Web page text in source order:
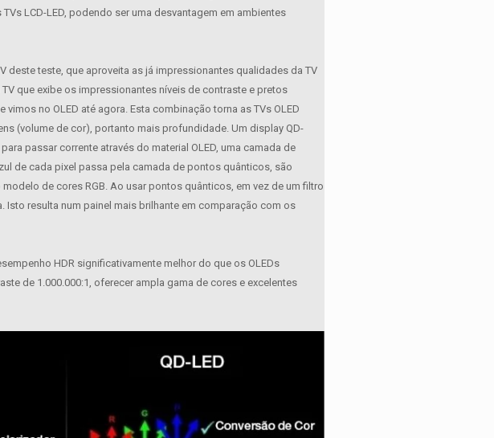
LCD-LED, podendo ser uma desvantagem em ambientes
deste teste, que aproveita as já impressionantes qualidades da TV
que exibe os impressionantes níveis de contraste e pretos
no OLED até agora. Esta combinação torna as TVs OLED
(volume de cor), portanto mais profundidade. Um display QD-
passar corrente através do material OLED, uma camada de
de cada pixel passa pela camada de pontos quânticos, são
de cores RGB. Ao usar pontos quânticos, em vez de um filtro
resulta num painel mais brilhante em comparação com os
HDR significativamente melhor do que os OLEDs
de 1.000.000:1, oferecer ampla gama de cores e excelentes